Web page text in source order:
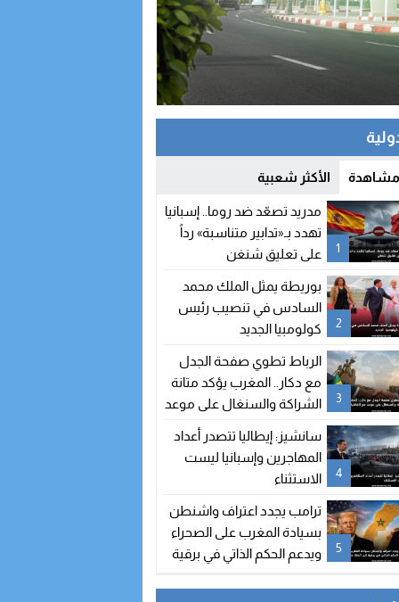
مشاهدة الأكثر شعبية
1
مدريد تصعّد ضد روما.. إسبانيا
تهدد بـ«تدابير متناسبة» رداً
على تعليق شنغن
2
بوريطة يمثل الملك محمد
السادس في تنصيب رئيس
كولومبيا الجديد
3
الرباط تطوي صفحة الجدل
مع دكار.. المغرب يؤكد متانة
الشراكة والسنغال على موعد
4
سانشيز: إيطاليا تتصدر أعداد
المهاجرين وإسبانيا ليست
الاستثناء
5
ترامب يجدد اعتراف واشنطن
بسيادة المغرب على الصحراء
ويدعم الحكم الذاتي في برقية